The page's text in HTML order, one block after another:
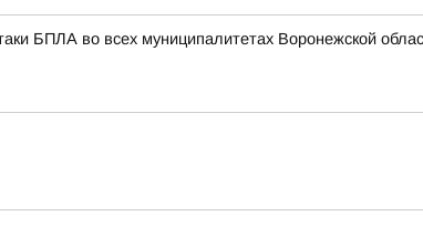
БПЛА во всех муниципалитетах Воронежской